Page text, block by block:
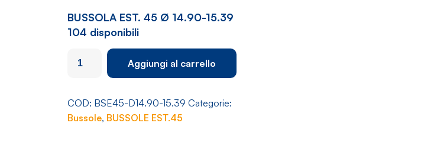
BUSSOLA EST. 45 Ø 14.90-15.39
104 disponibili
BUSSOLA
EST.
Ø
14.90-
Aggiungi al carrello
COD: BSE45-D14.90-15.39 Categorie:
Bussole, BUSSOLE EST.45